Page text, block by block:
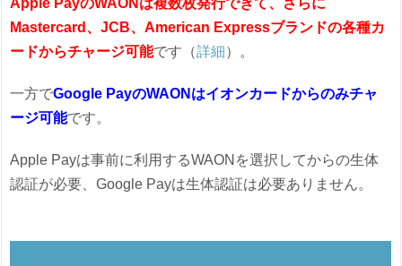
Mastercard、JCB、American Expressブランドの各種カ
ードからチャージ可能です（詳細）。
一方でGoogle PayのWAONはイオンカードからのみチャ
ージ可能です。
Apple Payは事前に利用するWAONを選択してからの生体
認証が必要、Google Payは生体認証は必要ありません。